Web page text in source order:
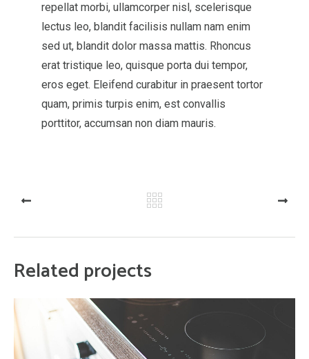
repellat morbi, ullamcorper nisl, scelerisque
lectus leo, blandit facilisis nullam nam enim
sed ut, blandit dolor massa mattis. Rhoncus
erat tristique leo, quisque porta dui tempor,
eros eget. Eleifend curabitur in praesent tortor
quam, primis turpis enim, est convallis
porttitor, accumsan non diam mauris.
PREV NEXT
Related projects